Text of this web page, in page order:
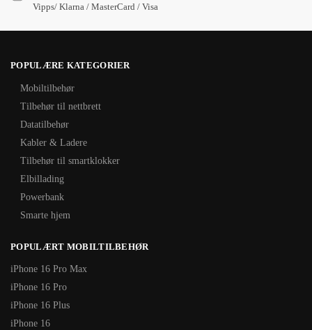
Vipps/ Klarna / MasterCard / Visa
POPULÆRE KATEGORIER
Mobiltilbehør
Tilbehør til nettbrett
Datatilbehør
Kabler & Ladere
Tilbehør til smartklokker
Elbillading
Powerbank
Smarte hjem
POPULÆRT MOBILTILBEHØR
iPhone 16 Pro Max
iPhone 16 Pro
iPhone 16 Plus
iPhone 16